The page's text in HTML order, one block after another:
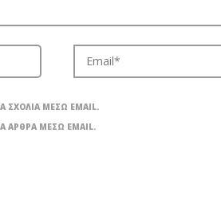
ΣΧΌΛΙΑ ΜΈΣΩ EMAIL.
ΆΡΘΡΑ ΜΈΣΩ EMAIL.